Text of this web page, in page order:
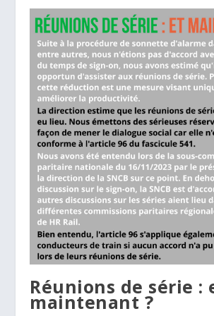
Réunions de série :
maintenant ?